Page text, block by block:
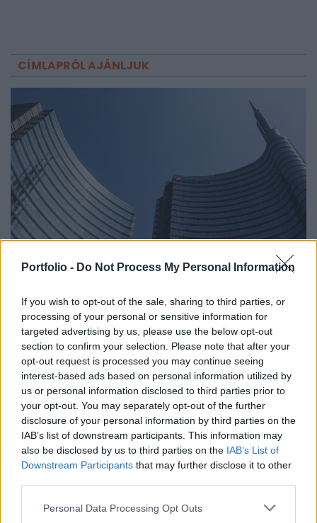
Portfolio - Do Not Process My Personal Information
If you wish to opt-out of the sale, sharing to third parties, or
processing of your personal or sensitive information for
targeted advertising by us, please use the below opt-out
section to confirm your selection. Please note that after your
opt-out request is processed you may continue seeing
interest-based ads based on personal information utilized by
us or personal information disclosed to third parties prior to
your opt-out. You may separately opt-out of the further
disclosure of your personal information by third parties on the
IAB’s list of downstream participants. This information may
also be disclosed by us to third parties on the IAB’s List of
Downstream Participants that may further disclose it to other
Personal Data Processing Opt Outs
CÍMLAPRÓL AJÁNLJUK
BANK
folytatódik a harc a támogatott hitelekért
Ez a negyedik bank Magyarországon, amely bizonyos
feltételekkel 3% alatti kamatot kínál.